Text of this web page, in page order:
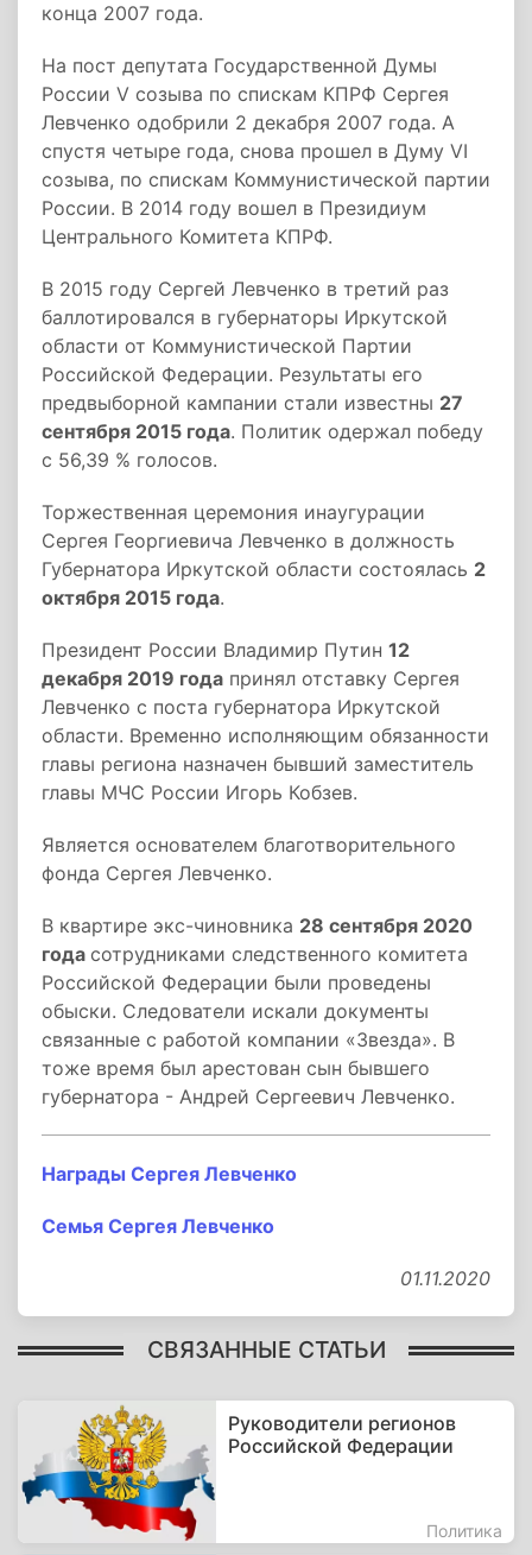
конца 2007 года.
На пост депутата Государственной Думы
России V созыва по спискам КПРФ Сергея
Левченко одобрили 2 декабря 2007 года. А
спустя четыре года, снова прошел в Думу VI
созыва, по спискам Коммунистической партии
России. В 2014 году вошел в Президиум
Центрального Комитета КПРФ.
В 2015 году Сергей Левченко в третий раз
баллотировался в губернаторы Иркутской
области от Коммунистической Партии
Российской Федерации. Результаты его
предвыборной кампании стали известны 27
сентября 2015 года. Политик одержал победу
с 56,39 % голосов.
Торжественная церемония инаугурации
Сергея Георгиевича Левченко в должность
Губернатора Иркутской области состоялась 2
октября 2015 года.
Президент России Владимир Путин 12
декабря 2019 года принял отставку Сергея
Левченко с поста губернатора Иркутской
области. Временно исполняющим обязанности
главы региона назначен бывший заместитель
главы МЧС России Игорь Кобзев.
Является основателем благотворительного
фонда Сергея Левченко.
В квартире экс-чиновника 28 сентября 2020
года сотрудниками следственного комитета
Российской Федерации были проведены
обыски. Следователи искали документы
связанные с работой компании «Звезда». В
тоже время был арестован сын бывшего
губернатора - Андрей Сергеевич Левченко.
Награды Сергея Левченко
Семья Сергея Левченко
01.11.2020
СВЯЗАННЫЕ СТАТЬИ
Руководители регионов
Российской Федерации
Политика